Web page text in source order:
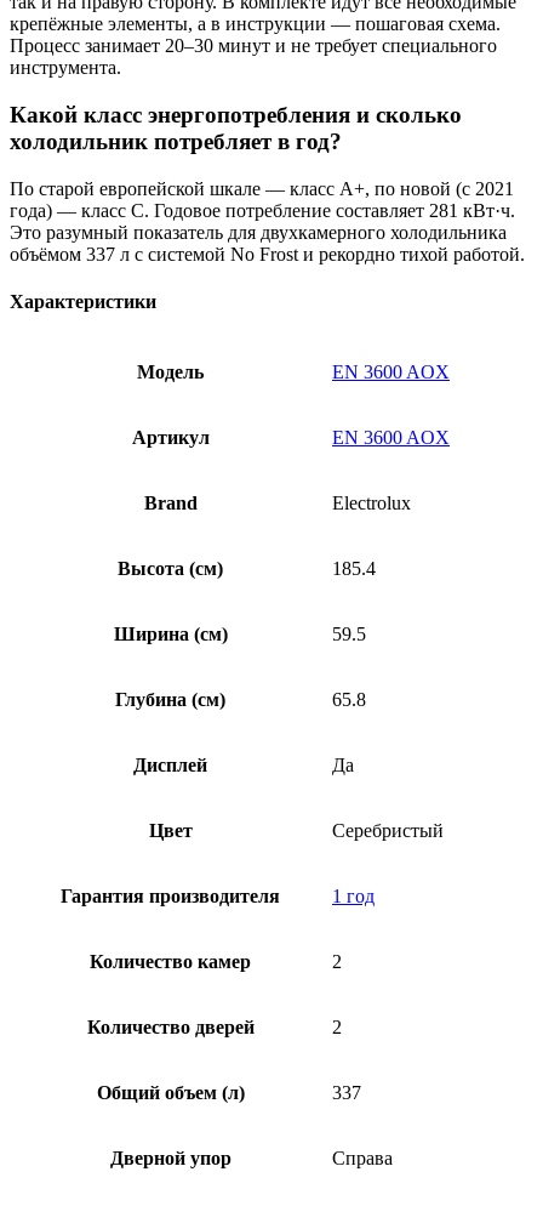
крепёжные элементы, а в инструкции — пошаговая схема.
Процесс занимает 20–30 минут и не требует специального
инструмента.
Какой класс энергопотребления и сколько
холодильник потребляет в год?
По старой европейской шкале — класс A+, по новой (с 2021
года) — класс C. Годовое потребление составляет 281 кВт·ч.
Это разумный показатель для двухкамерного холодильника
объёмом 337 л с системой No Frost и рекордно тихой работой.
Характеристики
Модель EN 3600 AOX
Артикул EN 3600 AOX
Brand Electrolux
Высота (см) 185.4
Ширина (см) 59.5
Глубина (см) 65.8
Дисплей Да
Цвет Серебристый
Гарантия производителя 1 год
Количество камер 2
Количество дверей 2
Общий объем (л) 337
Дверной упор Справа